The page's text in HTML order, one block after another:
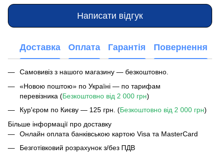
Написати відгук
Доставка Оплата Гарантія Повернення
Самовивіз з нашого магазину — безкоштовно.
«Новою поштою» по Україні — по тарифам
перевізника (Безкоштовно від 2 000 грн)
Кур'єром по Києву — 125 грн. (Безкоштовно від 2 000 грн)
Більше інформації про доставку
Онлайн оплата банківською картою Visa та MasterCard
Безготівковий розрахунок з/без ПДВ